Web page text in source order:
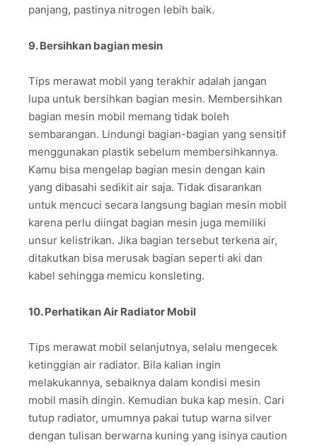
panjang, pastinya nitrogen lebih baik.
9. Bersihkan bagian mesin
Tips merawat mobil yang terakhir adalah jangan
lupa untuk bersihkan bagian mesin. Membersihkan
bagian mesin mobil memang tidak boleh
sembarangan. Lindungi bagian-bagian yang sensitif
menggunakan plastik sebelum membersihkannya.
Kamu bisa mengelap bagian mesin dengan kain
yang dibasahi sedikit air saja. Tidak disarankan
untuk mencuci secara langsung bagian mesin mobil
karena perlu diingat bagian mesin juga memiliki
unsur kelistrikan. Jika bagian tersebut terkena air,
ditakutkan bisa merusak bagian seperti aki dan
kabel sehingga memicu konsleting.
10. Perhatikan Air Radiator Mobil
Tips merawat mobil selanjutnya, selalu mengecek
ketinggian air radiator. Bila kalian ingin
melakukannya, sebaiknya dalam kondisi mesin
mobil masih dingin. Kemudian buka kap mesin. Cari
tutup radiator, umumnya pakai tutup warna silver
dengan tulisan berwarna kuning yang isinya caution